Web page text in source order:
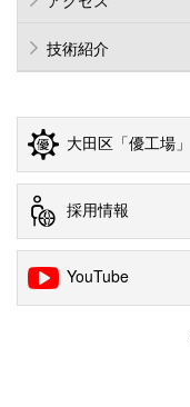
技術紹介
大田区「優工場」
採用情報
YouTube